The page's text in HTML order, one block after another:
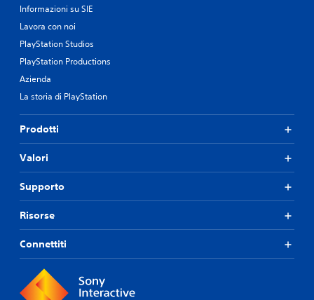
Informazioni su SIE
Lavora con noi
PlayStation Studios
PlayStation Productions
Azienda
La storia di PlayStation
Prodotti
Valori
Supporto
Risorse
Connettiti